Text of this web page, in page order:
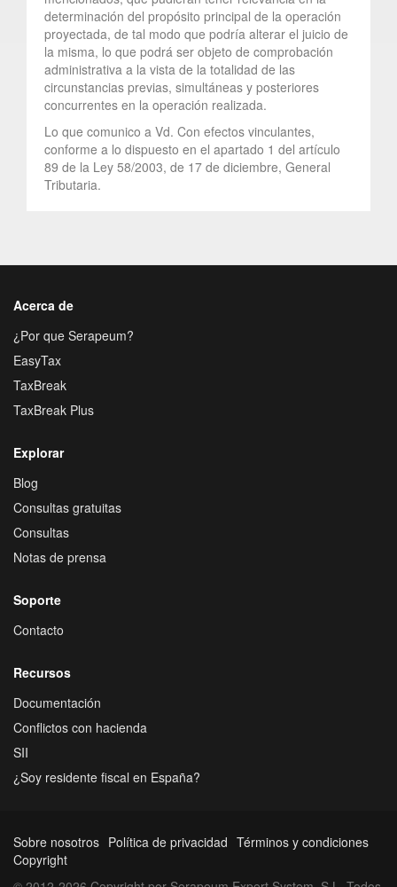
determinación del propósito principal de la operación
proyectada, de tal modo que podría alterar el juicio de
la misma, lo que podrá ser objeto de comprobación
administrativa a la vista de la totalidad de las
circunstancias previas, simultáneas y posteriores
concurrentes en la operación realizada.
Lo que comunico a Vd. Con efectos vinculantes,
conforme a lo dispuesto en el apartado 1 del artículo
89 de la Ley 58/2003, de 17 de diciembre, General
Tributaria.
Acerca de
¿Por que Serapeum?
EasyTax
TaxBreak
TaxBreak Plus
Explorar
Blog
Consultas gratuitas
Consultas
Notas de prensa
Soporte
Contacto
Recursos
Documentación
Conflictos con hacienda
SII
¿Soy residente fiscal en España?
Sobre nosotros Política de privacidad Términos y condiciones
Copyright